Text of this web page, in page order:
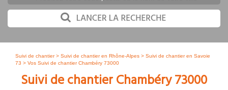
Suivi de chantier> Suivi de chantier en Rhône-Alpes > Suivi de chantier en Savoie
73 > Vos Suivi de chantier Chambéry 73000
Suivi de chantier Chambéry 73000